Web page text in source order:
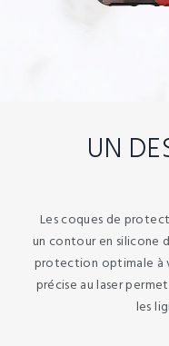
UN
Les coques de
un contour en silicone
protection optimale à
précise au laser
les